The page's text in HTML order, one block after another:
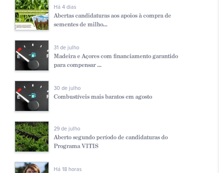
Há 4 dias
Abertas candidaturas aos apoios à compra de
sementes de milho...
31 de julho
Madeira e Açores com financiamento garantido
para compensar ...
30 de julho
Combustíveis mais baratos em agosto
29 de julho
Aberto segundo período de candidaturas do
Programa VITIS
Há 18 horas